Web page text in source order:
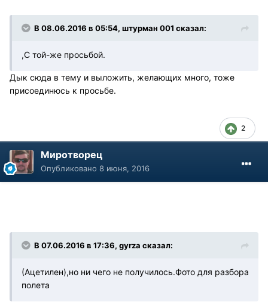
В 08.06.2016 в 05:54, штурман 001 сказал:
,С той-же просьбой.
Дык сюда в тему и выложить, желающих много, тоже
присоединюсь к просьбе.
2
Миротворец
Опубликовано 8 июня, 2016
В 07.06.2016 в 17:36, gyrza сказал:
(Ацетилен),но ни чего не получилось.Фото для разбора
полета